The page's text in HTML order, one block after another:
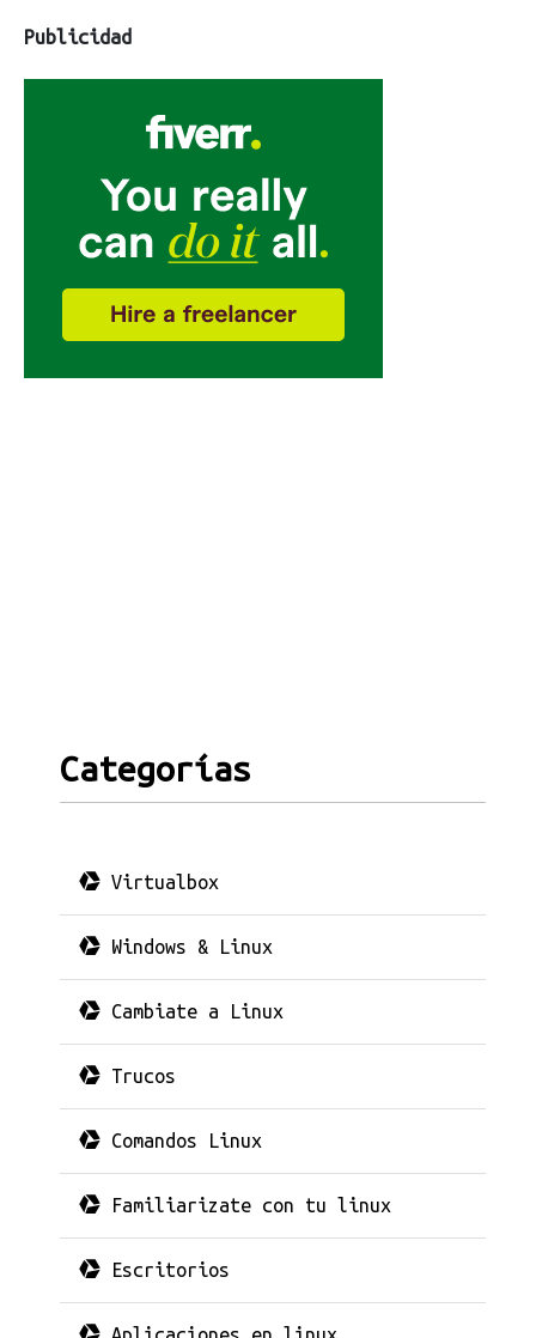
Publicidad
Categorías
Virtualbox
Windows & Linux
Cambiate a Linux
Trucos
Comandos Linux
Familiarizate con tu linux
Escritorios